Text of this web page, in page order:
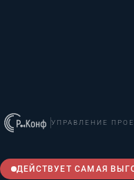
УПРАВЛЕНИЕ
ДЕЙСТВУЕТ САМАЯ